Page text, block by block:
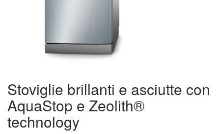
Stoviglie brillanti e asciutte con
AquaStop e Zeolith®
technology